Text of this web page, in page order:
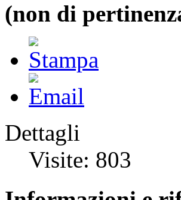
(non di
Dettagli
Visite: 803